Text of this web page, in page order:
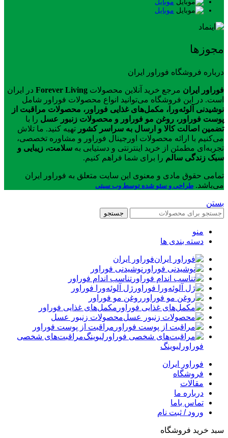
موبایل
موبایل
مجوزها
درباره فروشگاه فوراور ایران
فوراور ایران مرجع خرید آنلاین محصولات Forever Living در ایران
است. در این فروشگاه می‌توانید انواع محصولات فوراور شامل
نوشیدنی آلوئه‌ورا، مکمل‌های غذایی فوراور، محصولات مراقبت از
پوست فوراور، روغن مو فوراور و محصولات زنبور عسل را با
تضمین اصالت کالا و ارسال به سراسر کشور تهیه کنید. ما تلاش
می‌کنیم با ارائه محصولات اورجینال فوراور و مشاوره تخصصی،
تجربه‌ای مطمئن از خرید اینترنتی و دستیابی به سلامت، زیبایی و
سبک زندگی سالم را برای شما فراهم کنیم.
تمامی حقوق مادی و معنوی این سایت متعلق به فوراور ایران
می‌باشد. طراحی و سئو شده توسط وب سیتی
بستن
جستجو
منو
دسته بندی ها
فوراور ایران
نوشیدنی فوراور
تناسب اندام فوراور
ژل آلوئه‌ورا فوراور
روغن مو فوراور
مکمل‌های غذایی فوراور
محصولات زنبور عسل
مراقبت از پوست فوراور
مراقبت‌های شخصی
فوراورلیوینگ
فوراور ایران
فروشگاه
مقالات
درباره ما
تماس باما
ورود / ثبت نام
سبد خرید فروشگاه